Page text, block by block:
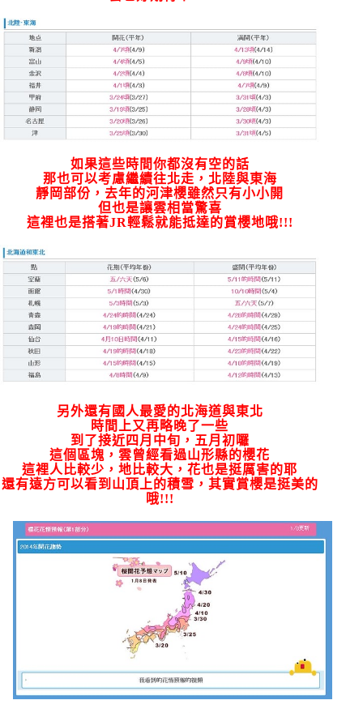
如果這些時間你都沒有空的話
那也可以考慮繼續往北走，北陸與東海
靜岡部份，去年的河津櫻雖然只有小小開
但也是讓雲相當驚喜
這裡也是搭著JR輕鬆就能抵達的賞櫻地哦!!!
另外還有國人最愛的北海道與東北
時間上又再略晚了一些
到了接近四月中旬，五月初囉
這個區塊，雲曾經看過山形縣的櫻花
這裡人比較少，地比較大，花也是挺厲害的耶
還有遠方可以看到山頂上的積雪，其實賞櫻是挺美的
哦!!!